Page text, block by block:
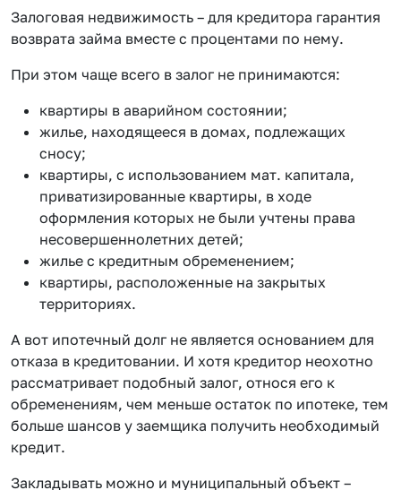
Залоговая недвижимость – для кредитора гарантия
возврата займа вместе с процентами по нему.
При этом чаще всего в залог не принимаются:
квартиры в аварийном состоянии;
жилье, находящееся в домах, подлежащих
сносу;
квартиры, с использованием мат. капитала,
приватизированные квартиры, в ходе
оформления которых не были учтены права
несовершеннолетних детей;
жилье с кредитным обременением;
квартиры, расположенные на закрытых
территориях.
А вот ипотечный долг не является основанием для
отказа в кредитовании. И хотя кредитор неохотно
рассматривает подобный залог, относя его к
обременениям, чем меньше остаток по ипотеке, тем
больше шансов у заемщика получить необходимый
кредит.
Закладывать можно и муниципальный объект –